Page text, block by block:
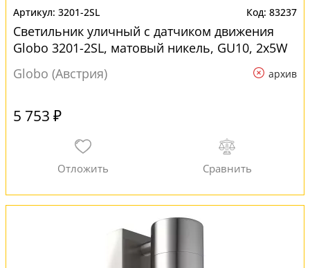
3201-2SL 83237
Светильник уличный с датчиком движения
Globo 3201-2SL, матовый никель, GU10, 2x5W
для точечных светильников
Globo (Австрия) архив
5 753 ₽